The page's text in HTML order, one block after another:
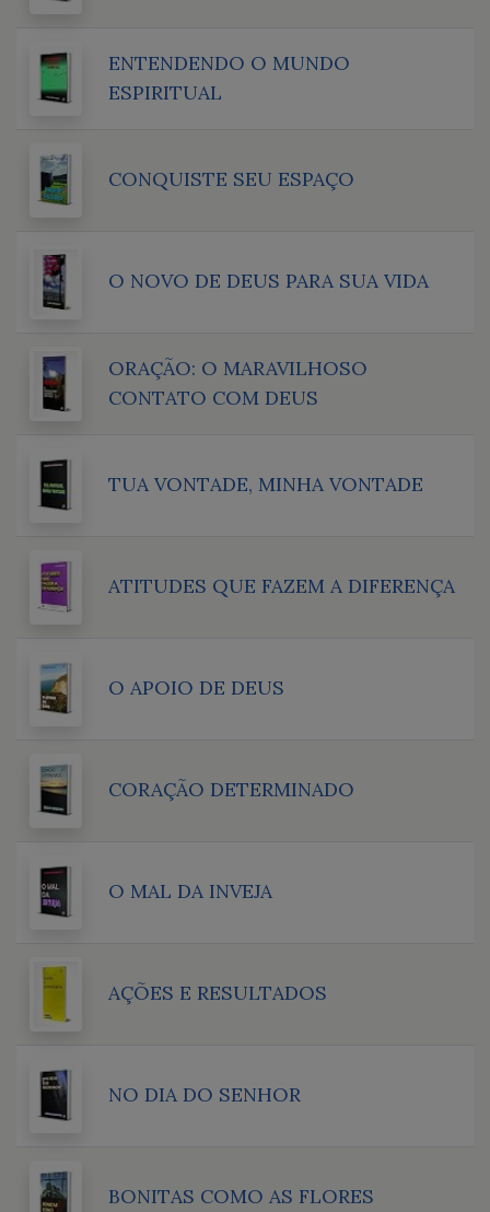
ENTENDENDO O MUNDO
ESPIRITUAL
CONQUISTE SEU ESPAÇO
O NOVO DE DEUS PARA SUA VIDA
ORAÇÃO: O MARAVILHOSO
CONTATO COM DEUS
TUA VONTADE, MINHA VONTADE
ATITUDES QUE FAZEM A DIFERENÇA
O APOIO DE DEUS
CORAÇÃO DETERMINADO
O MAL DA INVEJA
AÇÕES E RESULTADOS
NO DIA DO SENHOR
BONITAS COMO AS FLORES